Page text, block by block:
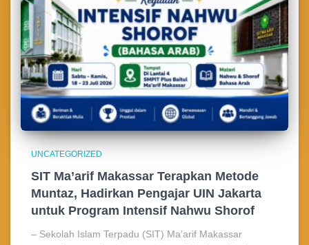
UNCATEGORIZED
SIT Ma’arif Makassar Terapkan Metode
Muntaz, Hadirkan Pengajar UIN Jakarta
untuk Program Intensif Nahwu Shorof
– Sekolah Islam Terpadu (SIT) Ma’arif Makassar